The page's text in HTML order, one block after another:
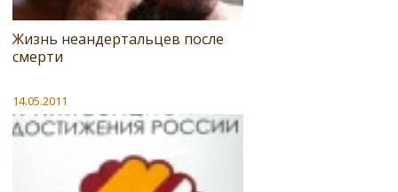
Жизнь неандертальцев после
смерти
14.05.2011